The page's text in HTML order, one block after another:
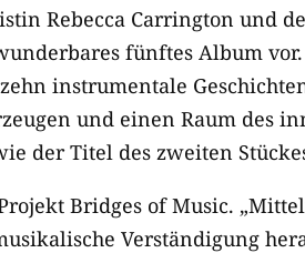
Rebecca Carrington und
fünftes Album
instrumentale
und einen Raum des
der Titel des zweiten
Bridges of Music.
Verständigung